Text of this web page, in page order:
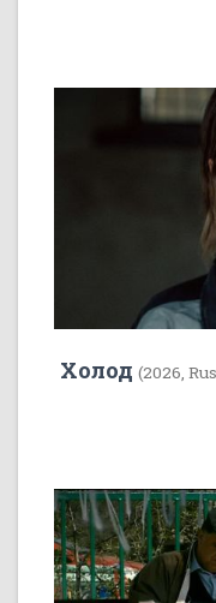
Холод (2026,